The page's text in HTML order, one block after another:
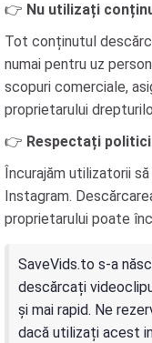
👉 Nu utilizați
Tot conținutul
numai pentru uz
scopuri comerciale,
proprietarului
👉 Respectați
Încurajăm utilizatorii
Instagram.
proprietarului poate
SaveVids.to s-a
descărcați
și mai rapid. Ne
dacă utilizați acest